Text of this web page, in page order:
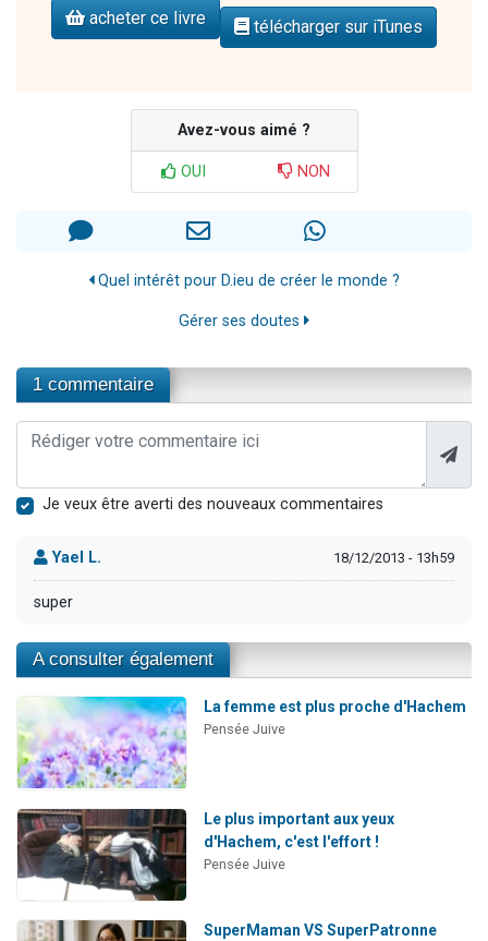
acheter ce livre télécharger sur iTunes
Avez-vous aimé ?
OUI NON
Quel intérêt pour D.ieu de créer le monde ?
Gérer ses doutes
1 commentaire
Je veux être averti des nouveaux commentaires
Yael L. 18/12/2013 - 13h59
super
A consulter également
La femme est plus proche d'Hachem
Pensée Juive
Le plus important aux yeux
d'Hachem, c'est l'effort !
Pensée Juive
SuperMaman VS SuperPatronne